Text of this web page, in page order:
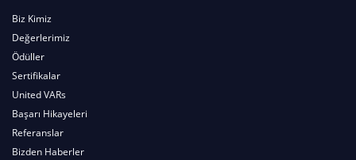
Biz Kimiz
Değerlerimiz
Ödüller
Sertifikalar
United VARs
Başarı Hikayeleri
Referanslar
Bizden Haberler